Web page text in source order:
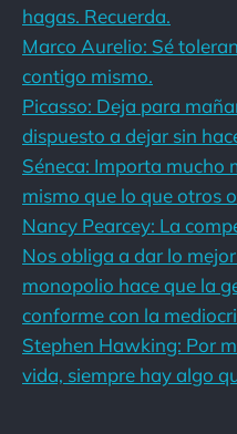
hagas. Recuerda.
Marco Aurelio: Sé
contigo mismo.
Picasso: Deja para
dispuesto a dejar sin
Séneca: Importa mucho
mismo que lo que otros
Nancy Pearcey: La
Nos obliga a dar lo
monopolio hace que la
conforme con la
Stephen Hawking: Por
vida, siempre hay algo